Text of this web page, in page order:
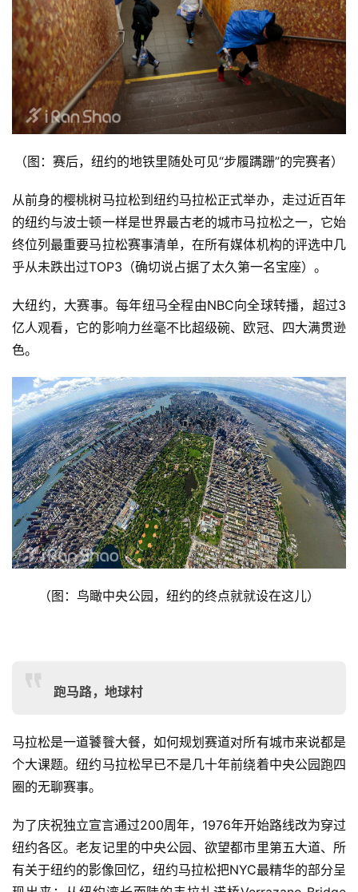
（图：赛后，纽约的地铁里随处可见“步履蹒跚”的完赛者）
从前身的樱桃树马拉松到纽约马拉松正式举办，走过近百年
的纽约与波士顿一样是世界最古老的城市马拉松之一，它始
终位列最重要马拉松赛事清单，在所有媒体机构的评选中几
乎从未跌出过TOP3（确切说占据了太久第一名宝座）。
大纽约，大赛事。每年纽马全程由NBC向全球转播，超过3
亿人观看，它的影响力丝毫不比超级碗、欧冠、四大满贯逊
色。
（图：鸟瞰中央公园，纽约的终点就就设在这儿）
跑马路，地球村
马拉松是一道饕餮大餐，如何规划赛道对所有城市来说都是
个大课题。纽约马拉松早已不是几十年前绕着中央公园跑四
圈的无聊赛事。
为了庆祝独立宣言通过200周年，1976年开始路线改为穿过
纽约各区。老友记里的中央公园、欲望都市里第五大道、所
有关于纽约的影像回忆，纽约马拉松把NYC最精华的部分呈